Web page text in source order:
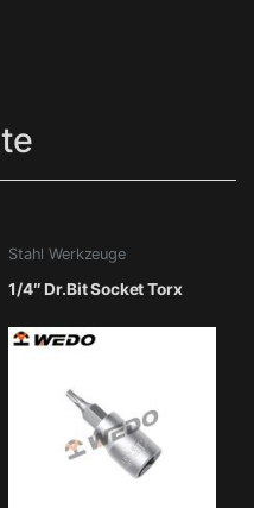
Stahl Werkzeuge
1/4″ Dr.Bit Socket Torx